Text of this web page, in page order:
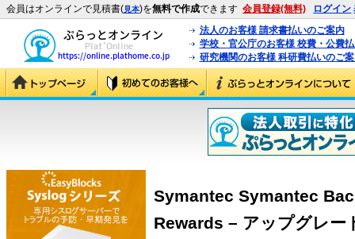
会員はオンラインで見積書(見本)を無料で作成できます 会員登録(無料) ログイン
法人のお客様 請求書払いのご案内
学校・官公庁のお客様 校費・公費
研究機関のお客様 科研費払いのご
Symantec Symantec
Rewards – アップグレー